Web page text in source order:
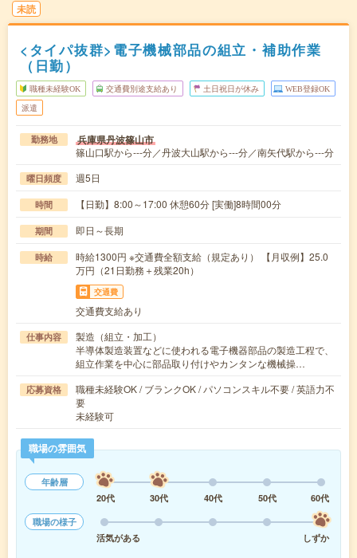
未読
<タイパ抜群>電子機械部品の組立・補助作業
（日勤）
職種未経験OK 交通費別途支給あり 土日祝日が休み WEB登録OK
派遣
勤務地 兵庫県丹波篠山市
篠山口駅から---分／丹波大山駅から---分／南矢代駅から---分
曜日頻度 週5日
時間 【日勤】8:00～17:00 休憩60分 [実働]8時間00分
期間 即日～長期
時給
時給1300円 ※交通費全額支給（規定あり） 【月収例】25.0
万円（21日勤務＋残業20h）
交通費
交通費支給あり
仕事内容
製造（組立・加工）
半導体製造装置などに使われる電子機器部品の製造工程で、
組立作業を中心に部品取り付けやカンタンな機械操…
応募資格
職種未経験OK / ブランクOK / パソコンスキル不要 / 英語力不
要
未経験可
職場の雰囲気
年齢層
20代
30代 40代 50代
60代
職場の様子
活気がある
しずか